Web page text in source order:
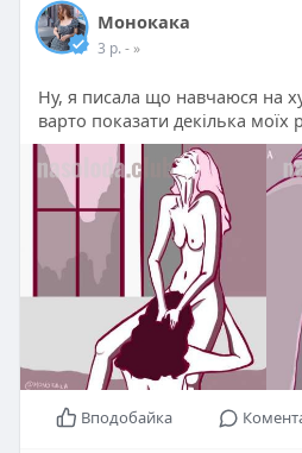
Монокака
3 р.- »
Ну, я писала що навчаюся на
варто показати декілька моїх
Вподобайка